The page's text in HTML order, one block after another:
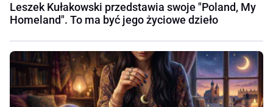
Leszek Kułakowski przedstawia swoje "Poland, My
Homeland". To ma być jego życiowe dzieło